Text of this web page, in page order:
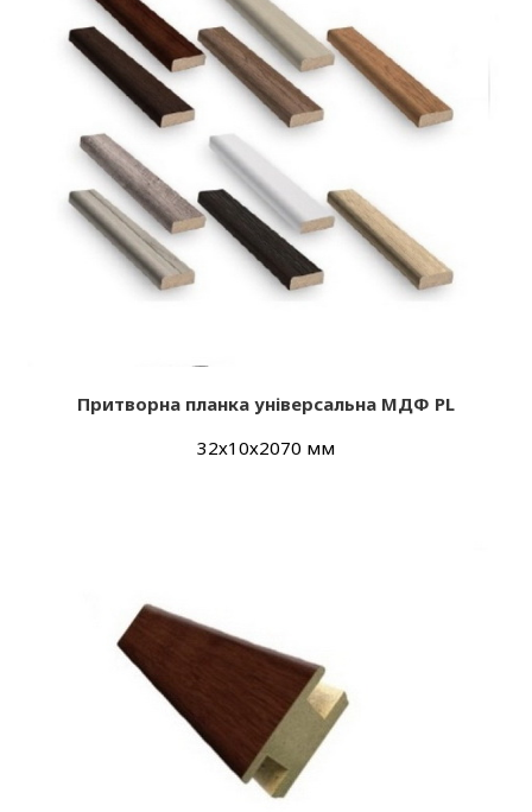
Притворна планка універсальна МДФ PL
32х10х2070 мм